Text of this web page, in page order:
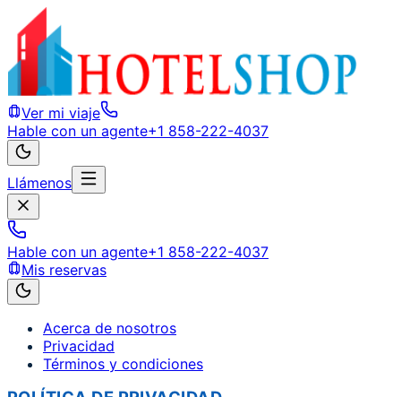
Ver mi viaje
Hable con un agente+1 858-222-4037
Llámenos
Hable con un agente+1 858-222-4037
Mis reservas
Acerca de nosotros
Privacidad
Términos y condiciones